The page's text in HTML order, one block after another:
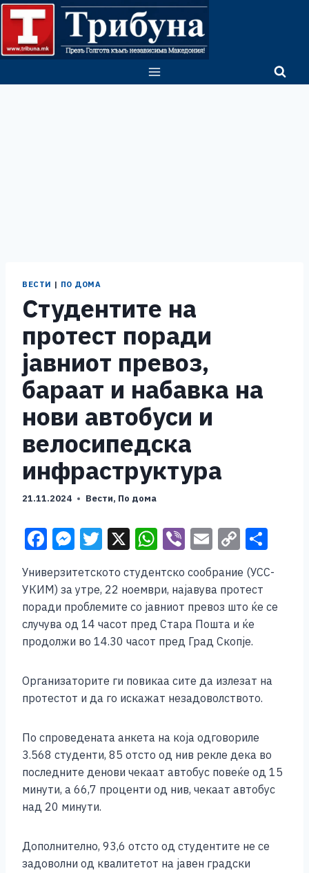
Skip
content
ВЕСТИ | ПО ДОМА
Студентите на
протест поради
јавниот превоз,
бараат и набавка на
нови автобуси и
велосипедска
инфраструктура
21.11.2024 Вести, По дома
F
c
e
b
o
o
k
M
ss
e
n
g
er
T
tt
er
X W
at
s
A
p
p
Vi
er
E
ai
l
C
o
p
y
Li
n
k
h
ar
e
Универзитетското студентско сообрание (УСС-
УКИМ) за утре, 22 ноември, најавува протест
поради проблемите со јавниот превоз што ќе се
случува од 14 часот пред Стара Пошта и ќе
продолжи во 14.30 часот пред Град Скопје.
Организаторите ги повикаа сите да излезат на
протестот и да го искажат незадоволството.
По спроведената анкета на која одговориле
3.568 студенти, 85 отсто од нив рекле дека во
последните денови чекаат автобус повеќе од 15
минути, а 66,7 проценти од нив, чекаат автобус
над 20 минути.
Дополнително, 93,6 отсто од студентите не се
задоволни од квалитетот на јавен градски